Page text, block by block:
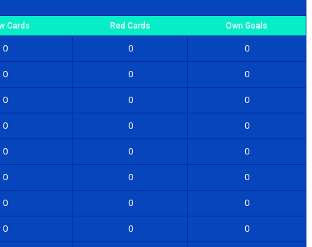
Cards Red Cards Own Goals
0 0 0
0 0 0
0 0 0
0 0 0
0 0 0
0 0 0
0 0 0
0 0 0